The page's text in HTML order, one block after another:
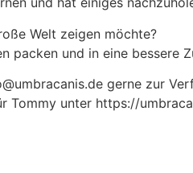
Welt zeigen möchte?
packen und in eine bessere
gerne zur
Tommy unter https://